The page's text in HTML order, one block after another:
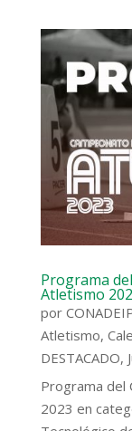
Programa
Atletismo
por
Atletismo,
DESTACADO,
Programa del
2023 en